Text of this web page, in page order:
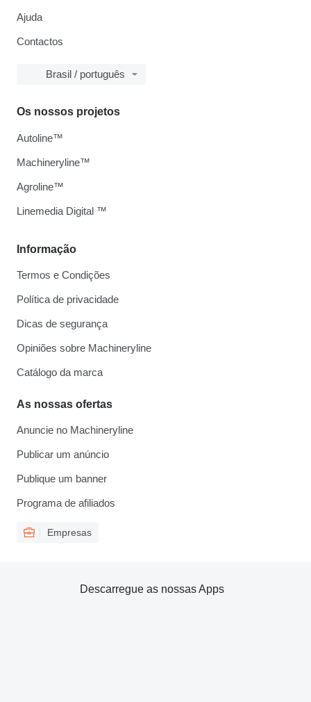
Ajuda
Contactos
Brasil / português
Informação
Termos e Condições
Política de privacidade
Dicas de segurança
Opiniões sobre Machineryline
Catálogo da marca
As nossas ofertas
Anuncie no Machineryline
Publicar um anúncio
Publique um banner
Programa de afiliados
Empresas
Os nossos projetos
Autoline™
Machineryline™
Agroline™
Linemedia Digital ™
Descarregue as nossas Apps